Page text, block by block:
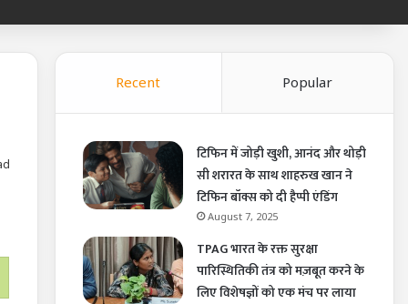
Recent Popular
टिफिन में जोड़ी खुशी, आनंद और थोड़ी
सी शरारत के साथ शाहरुख खान ने
टिफिन बॉक्स को दी हैप्पी एंडिंग
August 7, 2025
TPAG भारत के रक्त सुरक्षा
पारिस्थितिकी तंत्र को मज़बूत करने के
लिए विशेषज्ञों को एक मंच पर लाया